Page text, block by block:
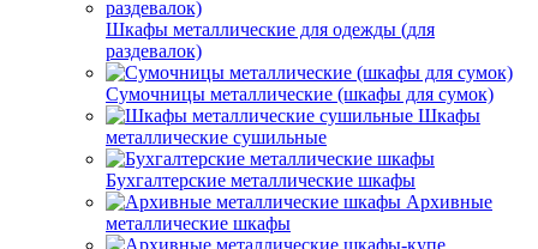
Шкафы металлические для одежды (для
раздевалок)
Сумочницы металлические (шкафы для сумок)
Шкафы
металлические сушильные
Бухгалтерские металлические шкафы
Архивные
металлические шкафы